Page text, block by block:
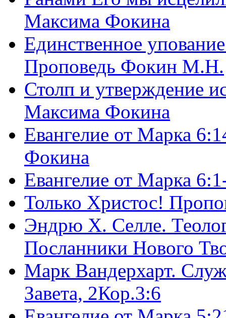
Максима Фокина
Единственное
Проповедь Фокин М.Н.
Столп и утверждение
Максима Фокина
Евангелие от Марка
Фокина
Евангелие от Марка
Только Христос!
Эндрю Х. Селле.
Посланники Нового
Марк Вандерхарт.
Завета, 2Кор.3:6